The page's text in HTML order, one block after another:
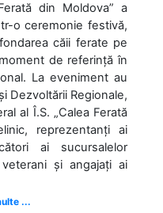
din Moldova” a
o ceremonie festivă,
căii ferate pe
de referință în
La eveniment au
Dezvoltării Regionale,
al Î.S. „Calea Ferată
reprezentanți ai
ai sucursalelor
și angajați ai
...